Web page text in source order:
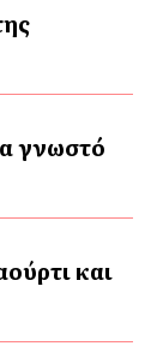
γνωστό
και